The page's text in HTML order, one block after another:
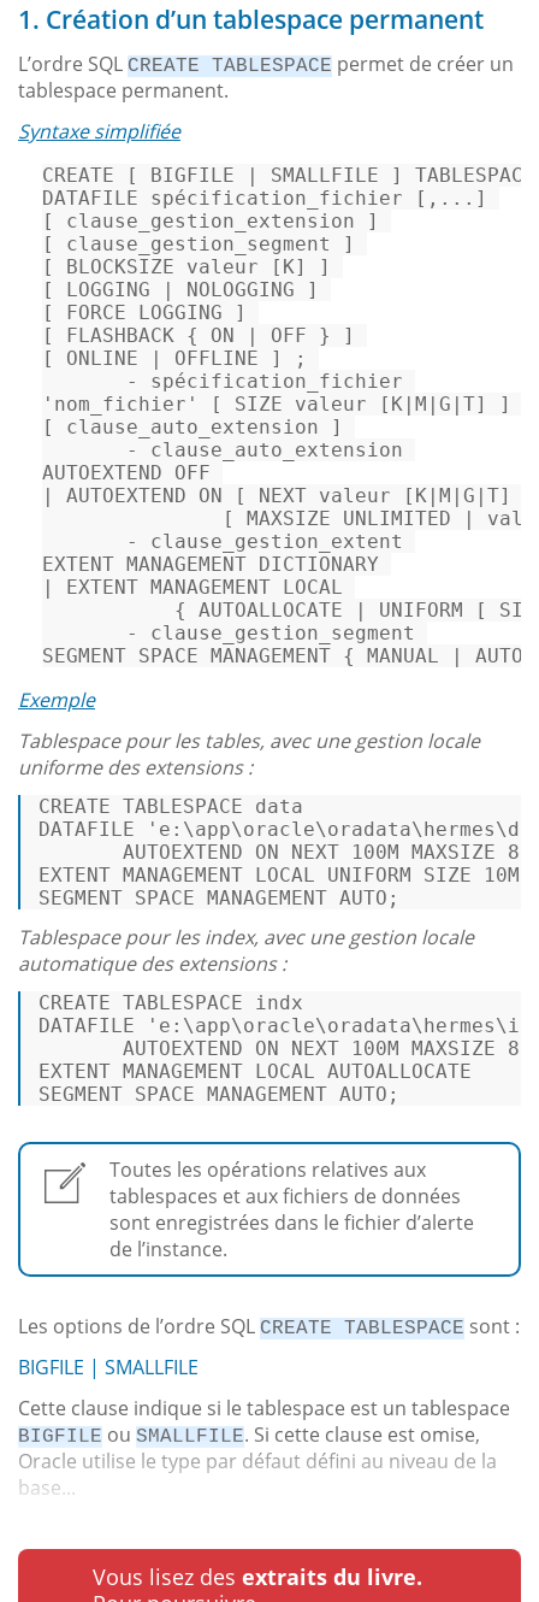
1. Création d’un tablespace permanent
L’ordre SQL CREATE TABLESPACE permet de créer un
tablespace permanent.
Syntaxe simplifiée
CREATE [ BIGFILE | SMALLFILE ]
DATAFILE spécification_fichier
[ , ... ]
[
clause_gestion_extension
]
[
clause_gestion_segment
]
[
BLOCKSIZE valeur [ K]
]
[
LOGGING | NOLOGGING
]
[
FORCE LOGGING
]
[
FLASHBACK { ON | OFF }
]
[
ONLINE | OFFLINE ]
;
-
'nom_fichier'
[ SIZE valeur [ K | M | G | T] ]
[
clause_auto_extension
]
-
clause_auto_extension
|
AUTOEXTEND ON [ NEXT valeur [ K | M | G | T]
[
MAXSIZE UNLIMITED |
-
clause_gestion_extent
|
EXTENT MANAGEMENT LOCAL
{
AUTOALLOCATE | UNIFORM [
-
clause_gestion_segment
SEGMENT SPACE MANAGEMENT { MANUAL | AUTO
Exemple
Tablespace pour les tables, avec une gestion locale
uniforme des extensions :
CREATE TABLESPACE data
DATAFILE
AUTOEXTEND ON NEXT 100M MAXSIZE
EXTENT MANAGEMENT LOCAL UNIFORM SIZE 10M
SEGMENT SPACE MANAGEMENT AUTO;
Tablespace pour les index, avec une gestion locale
automatique des extensions :
CREATE TABLESPACE indx
DATAFILE
AUTOEXTEND ON NEXT 100M MAXSIZE
EXTENT MANAGEMENT LOCAL AUTOALLOCATE
SEGMENT SPACE MANAGEMENT AUTO;
Toutes les opérations relatives aux
tablespaces et aux fichiers de données
sont enregistrées dans le fichier d’alerte
de l’instance.
Les options de l’ordre SQL CREATE TABLESPACE sont :
BIGFILE | SMALLFILE
Cette clause indique si le tablespace est un tablespace
BIGFILE ou SMALLFILE. Si cette clause est omise,
Oracle utilise le type par défaut défini au niveau de la
base...
Vous lisez des extraits du livre.